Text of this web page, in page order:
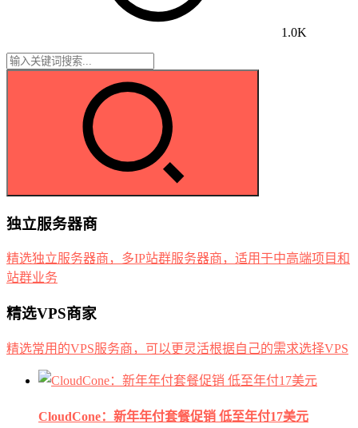
1.0K
独立服务器商
精选独立服务器商，多IP站群服务器商，适用于中高端项目和
站群业务
精选VPS商家
精选常用的VPS服务商，可以更灵活根据自己的需求选择VPS
CloudCone：新年年付套餐促销 低至年付17美元